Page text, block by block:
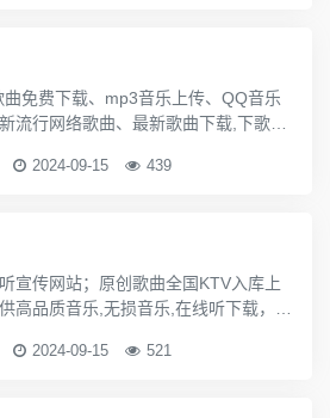
免费下载、mp3音乐上传、QQ音乐
流行网络歌曲、最新歌曲下载,下歌曲
2024-09-15 439
宣传网站；原创歌曲全国KTV入库上
高品质音乐,无损音乐,在线听下载，正
2024-09-15 521